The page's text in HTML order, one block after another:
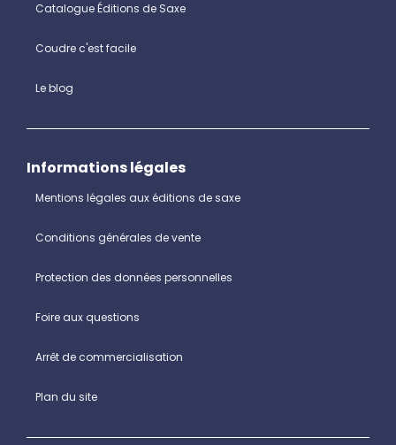
Catalogue Éditions de Saxe
Coudre c'est facile
Le blog
Informations légales
Mentions légales aux éditions de saxe
Conditions générales de vente
Protection des données personnelles
Foire aux questions
Arrêt de commercialisation
Plan du site